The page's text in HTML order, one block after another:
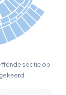
sectie op